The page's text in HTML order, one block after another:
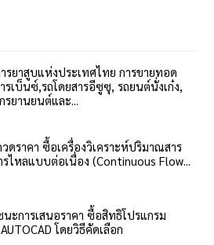
รยาสูบแห่งประเทศไทย การขายทอด
รเบ็นซ์,รถโดยสารอีซูซุ, รถยนต์นั่งเก๋ง,
รยานยนต์และ...
ดราคา ซื้อเครื่องวิเคราะห์ปริมาณสาร
ไหลแบบต่อเนื่อง (Continuous Flow...
ะการเสนอราคา ซื้อสิทธิโปรแกรม
โดยวิธีคัดเลือก